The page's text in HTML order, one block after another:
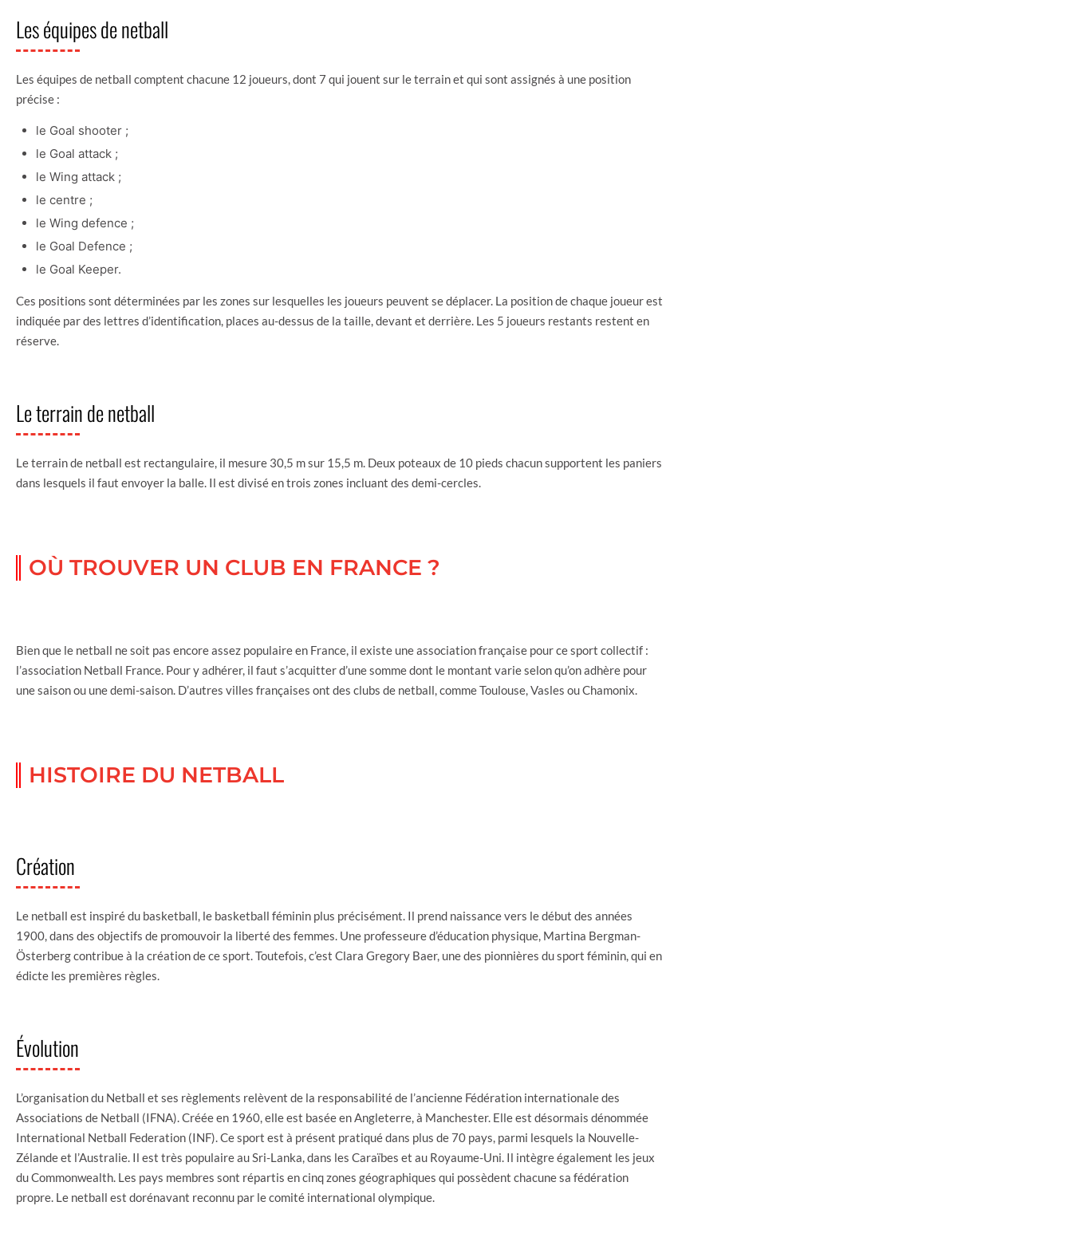
Les équipes de netball
Les équipes de netball comptent chacune 12 joueurs, dont 7 qui jouent sur le terrain et qui sont assignés à une position
précise :
le Goal shooter ;
le Goal attack ;
le Wing attack ;
le centre ;
le Wing defence ;
le Goal Defence ;
le Goal Keeper.
Ces positions sont déterminées par les zones sur lesquelles les joueurs peuvent se déplacer. La position de chaque joueur est
indiquée par des lettres d’identification, places au-dessus de la taille, devant et derrière. Les 5 joueurs restants restent en
réserve.
Le terrain de netball
Le terrain de netball est rectangulaire, il mesure 30,5 m sur 15,5 m. Deux poteaux de 10 pieds chacun supportent les paniers
dans lesquels il faut envoyer la balle. Il est divisé en trois zones incluant des demi-cercles.
OÙ TROUVER UN CLUB EN FRANCE ?
Bien que le netball ne soit pas encore assez populaire en France, il existe une association française pour ce sport collectif :
l’association Netball France. Pour y adhérer, il faut s’acquitter d’une somme dont le montant varie selon qu’on adhère pour
une saison ou une demi-saison. D’autres villes françaises ont des clubs de netball, comme Toulouse, Vasles ou Chamonix.
HISTOIRE DU NETBALL
Création
Le netball est inspiré du basketball, le basketball féminin plus précisément. Il prend naissance vers le début des années
1900, dans des objectifs de promouvoir la liberté des femmes. Une professeure d’éducation physique, Martina Bergman-
Österberg contribue à la création de ce sport. Toutefois, c’est Clara Gregory Baer, une des pionnières du sport féminin, qui en
édicte les premières règles.
Évolution
L’organisation du Netball et ses règlements relèvent de la responsabilité de l’ancienne Fédération internationale des
Associations de Netball (IFNA). Créée en 1960, elle est basée en Angleterre, à Manchester. Elle est désormais dénommée
International Netball Federation (INF). Ce sport est à présent pratiqué dans plus de 70 pays, parmi lesquels la Nouvelle-
Zélande et l’Australie. Il est très populaire au Sri-Lanka, dans les Caraïbes et au Royaume-Uni. Il intègre également les jeux
du Commonwealth. Les pays membres sont répartis en cinq zones géographiques qui possèdent chacune sa fédération
propre. Le netball est dorénavant reconnu par le comité international olympique.